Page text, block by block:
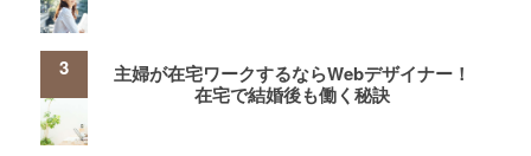
主婦が在宅ワークするならWebデザイナー！
在宅で結婚後も働く秘訣